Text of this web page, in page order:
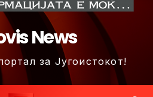
News
за Југоистокот!